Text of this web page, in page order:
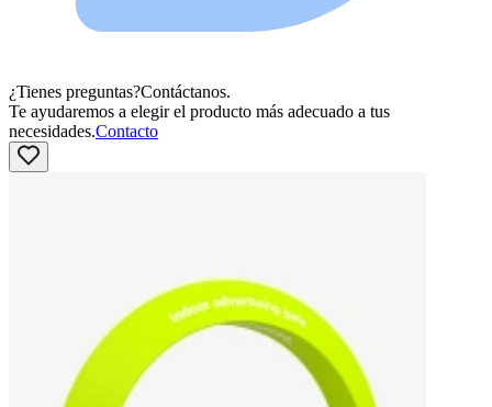
¿Tienes preguntas?Contáctanos.
Te ayudaremos a elegir el producto más adecuado a tus
necesidades.Contacto